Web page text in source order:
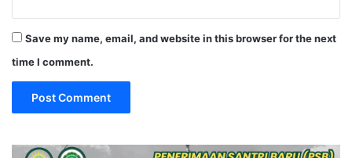
Save my name, email, and website in this browser for the next
time I comment.